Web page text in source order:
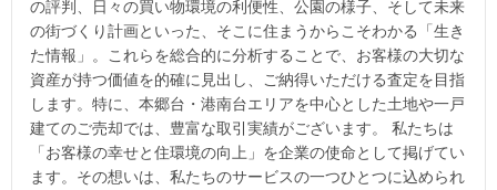
の評判、日々の買い物環境の利便性、公園の様子、そして未来
の街づくり計画といった、そこに住まうからこそわかる「生き
た情報」。これらを総合的に分析することで、お客様の大切な
資産が持つ価値を的確に見出し、ご納得いただける査定を目指
します。特に、本郷台・港南台エリアを中心とした土地や一戸
建てのご売却では、豊富な取引実績がございます。 私たちは
「お客様の幸せと住環境の向上」を企業の使命として掲げてい
ます。その想いは、私たちのサービスの一つひとつに込められ